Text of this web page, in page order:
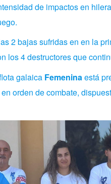
de impactos en
2 bajas sufridas en en la
los 4 destructores que
galaica Femeninaestá
orden de combate,